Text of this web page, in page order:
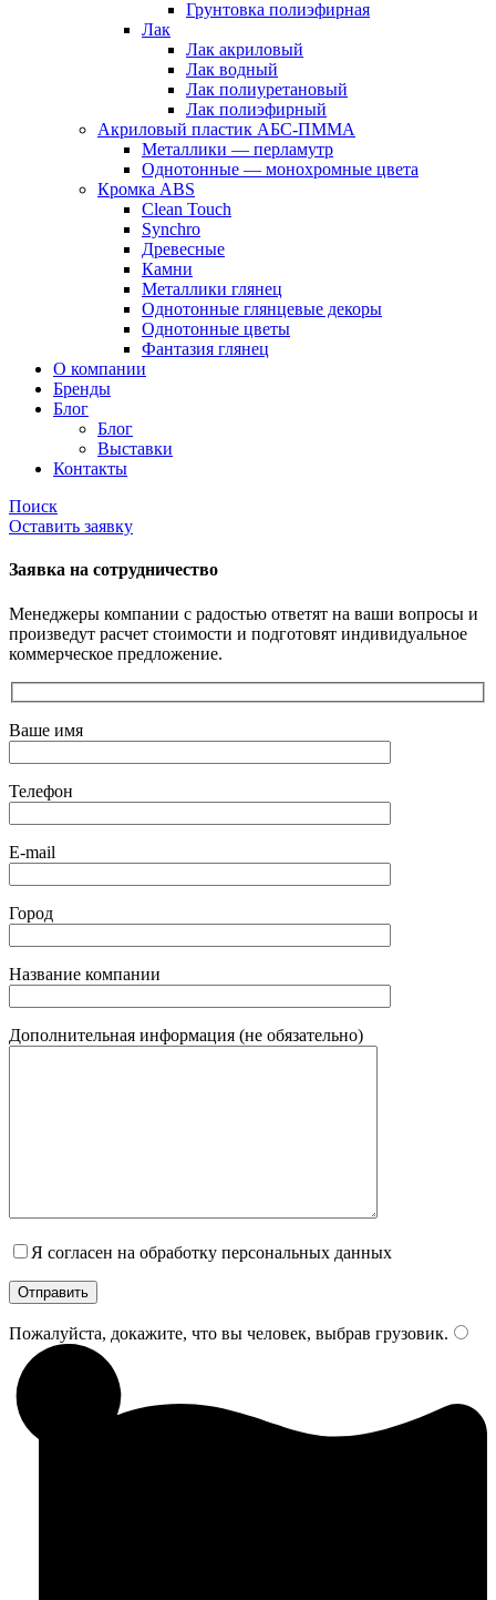
Грунтовка полиэфирная
Лак
Лак акриловый
Лак водный
Лак полиуретановый
Лак полиэфирный
Акриловый пластик АБС-ПММА
Металлики — перламутр
Однотонные — монохромные цвета
Кромка ABS
Clean Touch
Synchro
Древесные
Камни
Металлики глянец
Однотонные глянцевые декоры
Однотонные цветы
Фантазия глянец
О компании
Бренды
Блог
Блог
Выставки
Контакты
Поиск
Оставить заявку
Заявка на сотрудничество
Менеджеры компании с радостью ответят на ваши вопросы и
произведут расчет стоимости и подготовят индивидуальное
коммерческое предложение.
Ваше имя
Телефон
E-mail
Город
Название компании
Дополнительная информация (не обязательно)
Я согласен на обработку персональных данных
Пожалуйста, докажите, что вы человек, выбрав грузовик.